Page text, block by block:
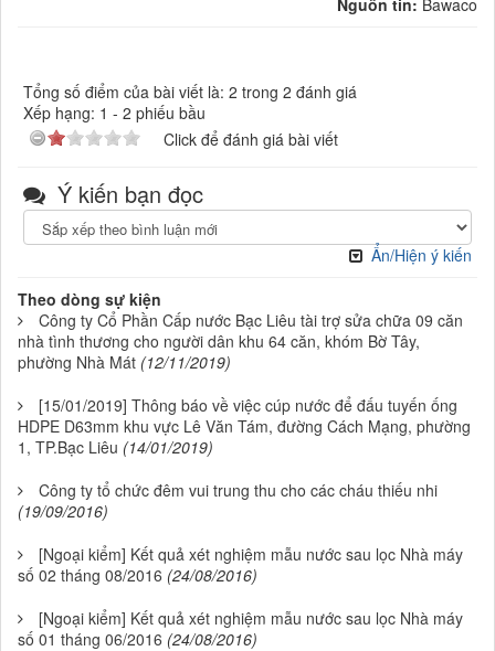
Nguồn tin: Bawaco
Tổng số điểm của bài viết là: 2 trong 2 đánh giá
Xếp hạng: 1 - 2 phiếu bầu
Click để đánh giá bài viết
Ý kiến bạn đọc
Ẩn/Hiện ý kiến
Theo dòng sự kiện
Công ty Cổ Phần Cấp nước Bạc Liêu tài trợ sửa chữa 09 căn
nhà tình thương cho người dân khu 64 căn, khóm Bờ Tây,
phường Nhà Mát (12/11/2019)
[15/01/2019] Thông báo về việc cúp nước để đấu tuyến ống
HDPE D63mm khu vực Lê Văn Tám, đường Cách Mạng, phường
1, TP.Bạc Liêu (14/01/2019)
Công ty tổ chức đêm vui trung thu cho các cháu thiếu nhi
(19/09/2016)
[Ngoại kiểm] Kết quả xét nghiệm mẫu nước sau lọc Nhà máy
số 02 tháng 08/2016 (24/08/2016)
[Ngoại kiểm] Kết quả xét nghiệm mẫu nước sau lọc Nhà máy
số 01 tháng 06/2016 (24/08/2016)